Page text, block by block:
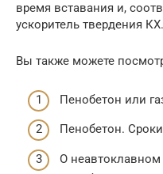
время вставания и,
ускоритель твердения КХ.
Вы также можете
Пенобетон или
Пенобетон.
О неавтоклавном